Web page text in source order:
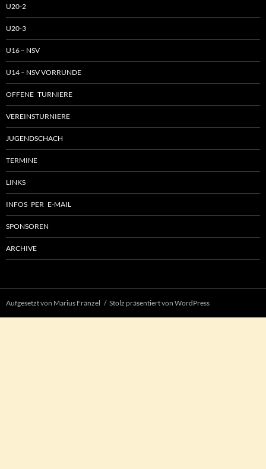
U20-2
U20-3
U16 – NSV
U14 – NSV VORRUNDE
OFFENE TURNIERE
VEREINSTURNIERE
JUGENDSCHACH
TERMINE
LINKS
INFOS PER E-MAIL
SPONSOREN
ARCHIVE
Aufgesetzt von Marius Fränzel Stolz präsentiert von WordPress